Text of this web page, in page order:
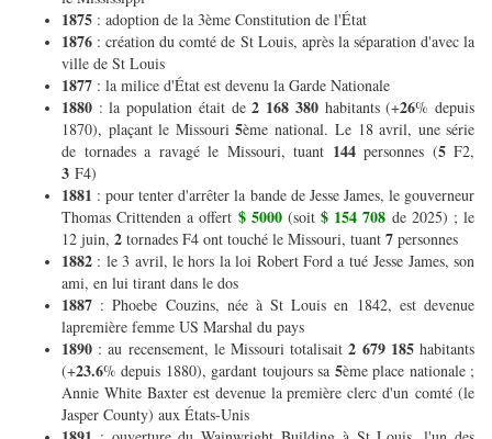
1875 : adoption de la 3ème Constitution de l'État
1876 : création du comté de St Louis, après la séparation d'avec la
ville de St Louis
1877 : la milice d'État est devenu la Garde Nationale
1880 : la population était de2 168 380habitants (+26% depuis
1870), plaçant le Missouri 5ème national. Le 18 avril, une série
de tornades a ravagé le Missouri, tuant 144 personnes (5 F2,
3 F4)
1881 : pour tenter d'arrêter la bande de Jesse James, le gouverneur
Thomas Crittenden a offert $ 5000(soit$ 154 708 de 2025) ; le
12 juin, 2 tornades F4 ont touché le Missouri, tuant 7 personnes
1882 : le 3 avril, le hors la loi Robert Ford a tué Jesse James, son
ami, en lui tirant dans le dos
1887 : Phoebe Couzins, née à St Louis en 1842, est devenue
lapremière femme US Marshal du pays
1890 : au recensement, le Missouri totalisait2 679 185habitants
(+23.6% depuis 1880), gardant toujours sa 5ème place nationale ;
Annie White Baxter est devenue la première clerc d'un comté (le
Jasper County) aux États-Unis